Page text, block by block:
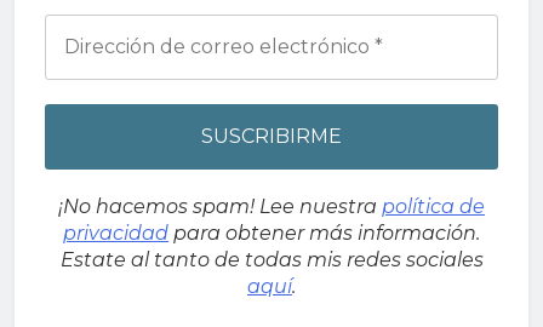
¡No hacemos spam! Lee nuestra política de
privacidad para obtener más información.
Estate al tanto de todas mis redes sociales
aquí.